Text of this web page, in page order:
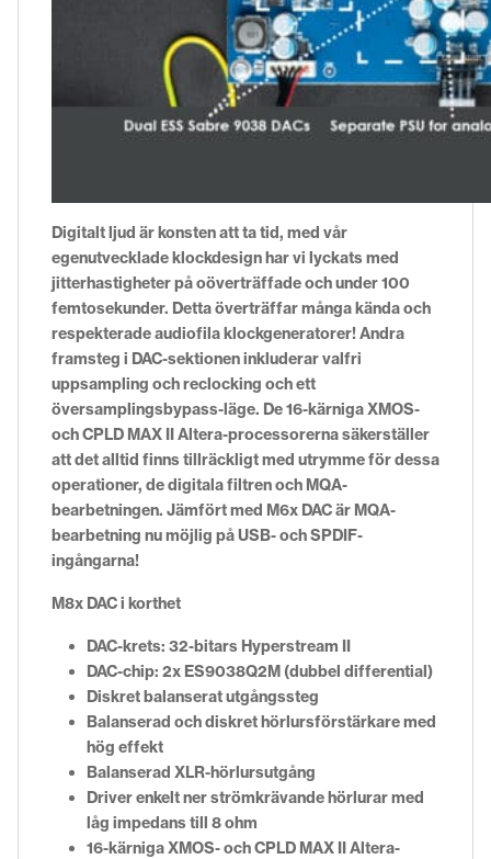
Digitalt ljud är konsten att ta tid, med vår
egenutvecklade klockdesign har vi lyckats med
jitterhastigheter på oöverträffade och under 100
femtosekunder. Detta överträffar många kända och
respekterade audiofila klockgeneratorer! Andra
framsteg i DAC-sektionen inkluderar valfri
uppsampling och reclocking och ett
översamplingsbypass-läge. De 16-kärniga XMOS-
och CPLD MAX II Altera-processorerna säkerställer
att det alltid finns tillräckligt med utrymme för dessa
operationer, de digitala filtren och MQA-
bearbetningen. Jämfört med M6x DAC är MQA-
bearbetning nu möjlig på USB- och SPDIF-
ingångarna!
M8x DAC i korthet
DAC-krets: 32-bitars Hyperstream II
DAC-chip: 2x ES9038Q2M (dubbel differential)
Diskret balanserat utgångssteg
Balanserad och diskret hörlursförstärkare med
hög effekt
Balanserad XLR-hörlursutgång
Driver enkelt ner strömkrävande hörlurar med
låg impedans till 8 ohm
16-kärniga XMOS- och CPLD MAX II Altera-